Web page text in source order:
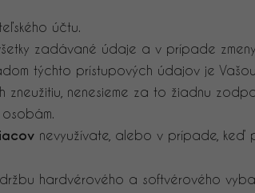
účtu.
zadávané údaje a v prípade
týchto prístupových údajov je
nenesieme za to žiadnu
nevyužívate, alebo v prípade, keď
hardvérového a softvérového